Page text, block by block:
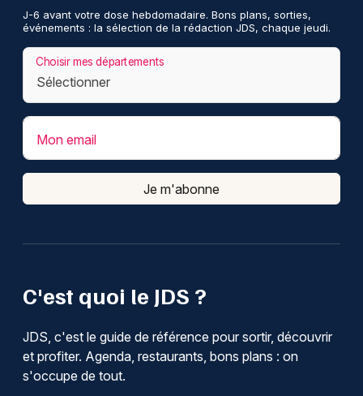
C'est quoi le JDS ?
JDS, c'est le guide de référence pour sortir, découvrir
et profiter. Agenda, restaurants, bons plans : on
s'occupe de tout.
J-6 avant votre dose hebdomadaire. Bons plans, sorties,
événements : la sélection de la rédaction JDS, chaque jeudi.
Choisir mes départements
Mon email
Je m'abonne